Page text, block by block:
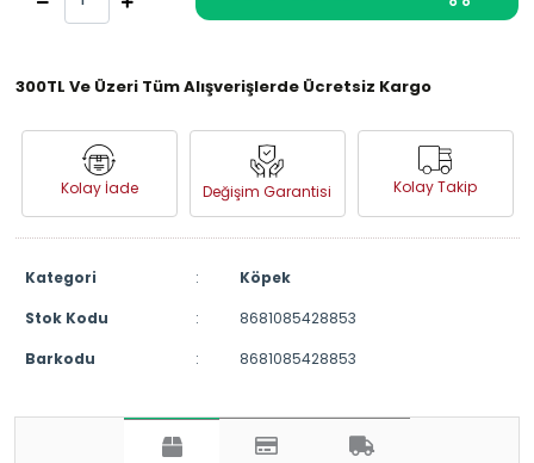
300TL Ve Üzeri Tüm Alışverişlerde Ücretsiz Kargo
Kolay İade Değişim Garantisi Kolay Takip
Kategori :
Köpek
Stok Kodu
:
8681085428853
Barkodu
: 8681085428853